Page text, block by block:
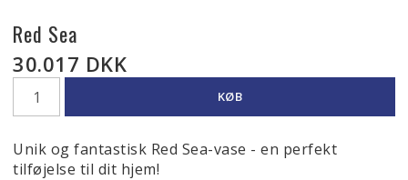
Red Sea
30.017 DKK
KØB
Unik og fantastisk Red Sea-vase - en perfekt
tilføjelse til dit hjem!